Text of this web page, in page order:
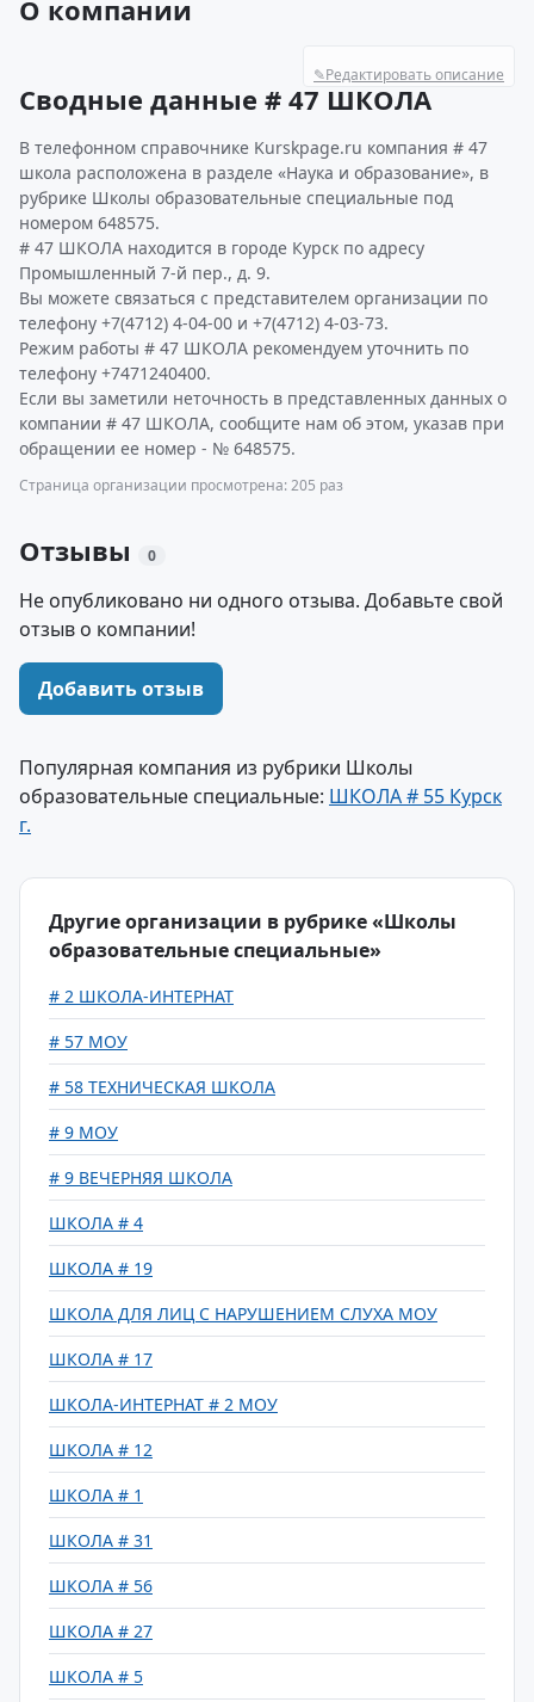
О компании
✎Редактировать описание
Сводные данные # 47 ШКОЛА
В телефонном справочнике Kurskpage.ru компания # 47
школа расположена в разделе «Наука и образование», в
рубрике Школы образовательные специальные под
номером 648575.
# 47 ШКОЛА находится в городе Курск по адресу
Промышленный 7-й пер., д. 9.
Вы можете связаться с представителем организации по
телефону +7(4712) 4-04-00 и +7(4712) 4-03-73.
Режим работы # 47 ШКОЛА рекомендуем уточнить по
телефону +7471240400.
Если вы заметили неточность в представленных данных о
компании # 47 ШКОЛА, сообщите нам об этом, указав при
обращении ее номер - № 648575.
Страница организации просмотрена: 205 раз
Отзывы 0
Не опубликовано ни одного отзыва. Добавьте свой
отзыв о компании!
Добавить отзыв
Популярная компания из рубрики Школы
образовательные специальные: ШКОЛА # 55 Курск
г.
Другие организации в рубрике «Школы
образовательные специальные»
# 2 ШКОЛА-ИНТЕРНАТ
# 57 МОУ
# 58 ТЕХНИЧЕСКАЯ ШКОЛА
# 9 МОУ
# 9 ВЕЧЕРНЯЯ ШКОЛА
ШКОЛА # 4
ШКОЛА # 19
ШКОЛА ДЛЯ ЛИЦ С НАРУШЕНИЕМ СЛУХА МОУ
ШКОЛА # 17
ШКОЛА-ИНТЕРНАТ # 2 МОУ
ШКОЛА # 12
ШКОЛА # 1
ШКОЛА # 31
ШКОЛА # 56
ШКОЛА # 27
ШКОЛА # 5